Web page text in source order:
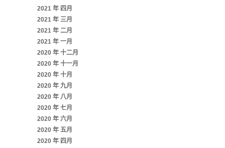
2021 年 四月
2021 年 三月
2021 年 二月
2021 年 一月
2020 年 十二月
2020 年 十一月
2020 年 十月
2020 年 九月
2020 年 八月
2020 年 七月
2020 年 六月
2020 年 五月
2020 年 四月